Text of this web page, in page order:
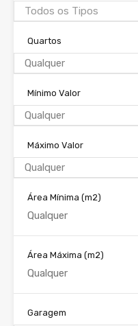
Todos os Tipos
Quartos
Qualquer
Mínimo Valor
Qualquer
Máximo Valor
Qualquer
Área Mínima (m2)
Área Máxima (m2)
Garagem